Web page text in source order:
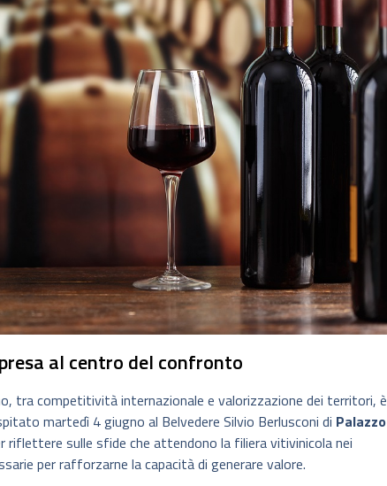
al centro del confronto
tra competitività internazionale e valorizzazione dei territori, è
martedì 4 giugno al Belvedere Silvio Berlusconi di Palazzo
riflettere sulle sfide che attendono la filiera vitivinicola nei
per rafforzarne la capacità di generare valore.